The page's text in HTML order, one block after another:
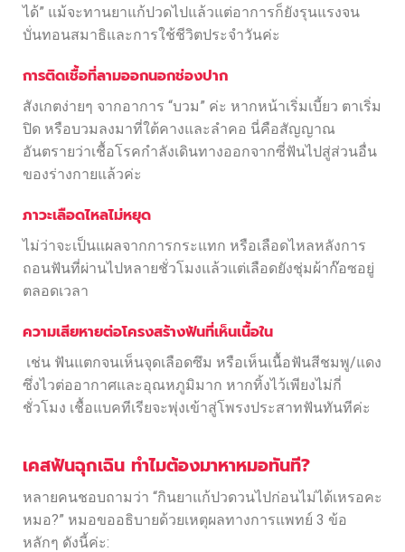
ได้” แม้จะทานยาแก้ปวดไปแล้วแต่อาการก็ยังรุนแรงจน
บั่นทอนสมาธิและการใช้ชีวิตประจำวันค่ะ
การติดเชื้อที่ลามออกนอกช่องปาก
สังเกตง่ายๆ จากอาการ “บวม” ค่ะ หากหน้าเริ่มเบี้ยว ตาเริ่ม
ปิด หรือบวมลงมาที่ใต้คางและลำคอ นี่คือสัญญาณ
อันตรายว่าเชื้อโรคกำลังเดินทางออกจากซี่ฟันไปสู่ส่วนอื่น
ของร่างกายแล้วค่ะ
ภาวะเลือดไหลไม่หยุด
ไม่ว่าจะเป็นแผลจากการกระแทก หรือเลือดไหลหลังการ
ถอนฟันที่ผ่านไปหลายชั่วโมงแล้วแต่เลือดยังชุ่มผ้าก๊อซอยู่
ตลอดเวลา
ความเสียหายต่อโครงสร้างฟันที่เห็นเนื้อใน
เช่น ฟันแตกจนเห็นจุดเลือดซึม หรือเห็นเนื้อฟันสีชมพู/แดง
ซึ่งไวต่ออากาศและอุณหภูมิมาก หากทิ้งไว้เพียงไม่กี่
ชั่วโมง เชื้อแบคทีเรียจะพุ่งเข้าสู่โพรงประสาทฟันทันทีค่ะ
เคสฟันฉุกเฉิน ทำไมต้องมาหาหมอทันที?
หลายคนชอบถามว่า “กินยาแก้ปวดวนไปก่อนไม่ได้เหรอคะ
หมอ?” หมอขออธิบายด้วยเหตุผลทางการแพทย์ 3 ข้อ
หลักๆ ดังนี้ค่ะ: